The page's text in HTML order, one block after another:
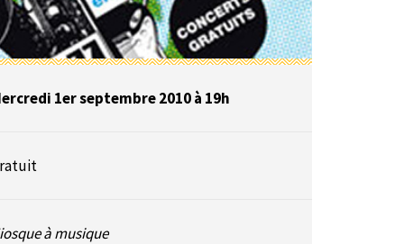
1er septembre 2010 à 19h
à musique